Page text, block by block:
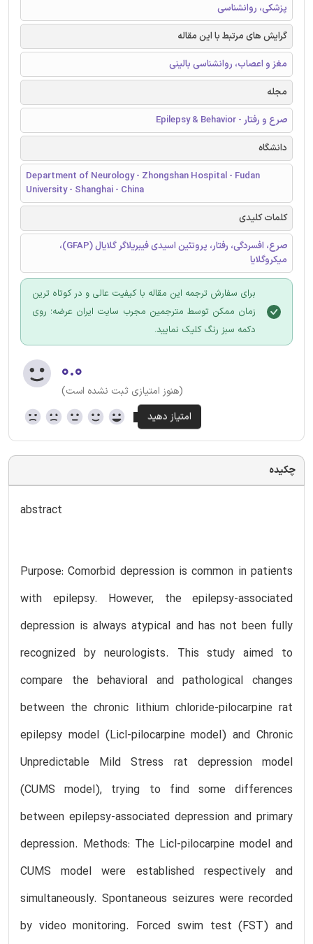
پزشکی، روانشناسی
گرایش های مرتبط با این مقاله
مغز و اعصاب، روانشناسی بالینی
مجله
صرع و رفتار - Epilepsy & Behavior
دانشگاه
Department of Neurology - Zhongshan Hospital - Fudan
University - Shanghai - China
کلمات کلیدی
صرع، افسردگی، رفتار، پروتئین اسیدی فیبریلاگر گلایال (GFAP)،
میکروگلایا
برای سفارش ترجمه این مقاله با کیفیت عالی و در کوتاه ترین
زمان ممکن توسط مترجمین مجرب سایت ایران عرضه؛ روی
دکمه سبز رنگ کلیک نمایید.
۰.۰
(هنوز امتیازی ثبت نشده است)
چکیده
abstract
Purpose: Comorbid depression is common in patients
with epilepsy. However, the epilepsy-associated
depression is always atypical and has not been fully
recognized by neurologists. This study aimed to
compare the behavioral and pathological changes
between the chronic lithium chloride-pilocarpine rat
epilepsy model (Licl-pilocarpine model) and Chronic
Unpredictable Mild Stress rat depression model
(CUMS model), trying to find some differences
between epilepsy-associated depression and primary
depression. Methods: The Licl-pilocarpine model and
CUMS model were established respectively and
simultaneously. Spontaneous seizures were recorded
by video monitoring. Forced swim test (FST) and